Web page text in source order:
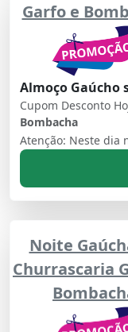
Garfo e
Almoço Gaúcho
Cupom Desconto
Bombacha
Noite
Churrascaria